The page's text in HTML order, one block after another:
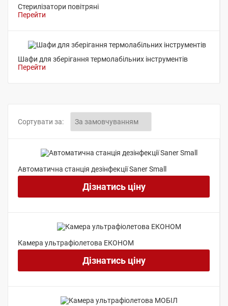
Стерилізатори повітряні
Перейти
Шафи для зберігання термолабільних інструментів
Перейти
Сортувати за:
Автоматична станція дезінфекції Saner Small
Дізнатись ціну
Камера ультрафіолетова ЕКОНОМ
Дізнатись ціну